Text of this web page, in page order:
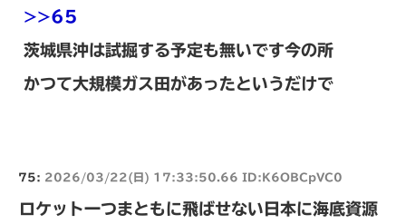
>>65
茨城県沖は試掘する予定も無いです今の所
かつて大規模ガス田があったというだけで
75: 2026/03/22(日) 17:33:50.66 ID:K6OBCpVC0
ロケット一つまともに飛ばせない日本に海底資源